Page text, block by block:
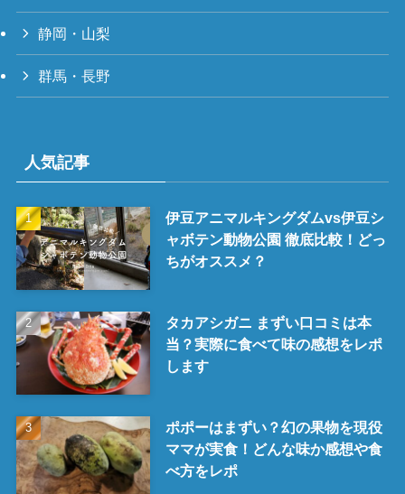
静岡・山梨
群馬・長野
人気記事
伊豆アニマルキングダムvs伊豆シ
ャボテン動物公園 徹底比較！どっ
ちがオススメ？
タカアシガニ まずい口コミは本
当？実際に食べて味の感想をレポ
します
ポポーはまずい？幻の果物を現役
ママが実食！どんな味か感想や食
べ方をレポ